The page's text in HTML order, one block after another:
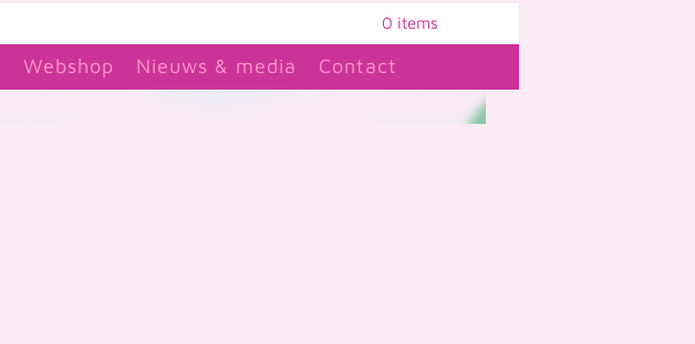
0 items
Webshop Nieuws & media Contact